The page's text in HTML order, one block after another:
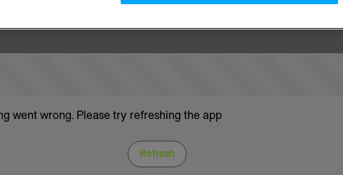
went wrong. Please try refreshing the app
Refresh